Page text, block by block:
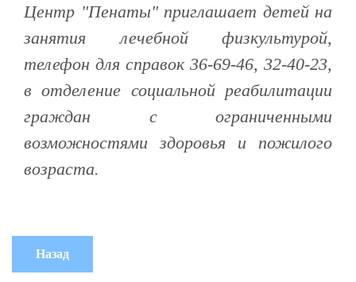
Центр "Пенаты" приглашает детей на
занятия лечебной физкультурой,
телефон для справок 36-69-46, 32-40-23,
в отделение социальной реабилитации
граждан с ограниченными
возможностями здоровья и пожилого
возраста.